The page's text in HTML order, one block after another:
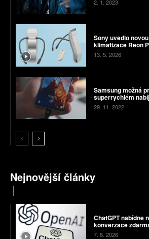
2. 1. 2023
Sony uvedlo
klimatizace Reon
13. 5. 2026
Samsung možná
superrychlém
29. 11. 2022
Nejnovější články
ChatGPT nabídne
konverzace
7. 8. 2026